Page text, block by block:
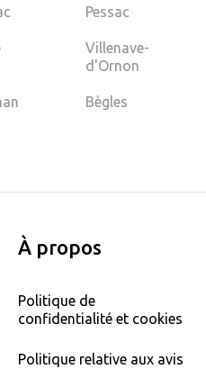
Pessac
Villenave-
d'Ornon
Bègles
À propos
Politique de
confidentialité et cookies
Politique relative aux avis